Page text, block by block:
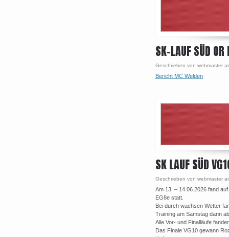
SK-LAUF SÜD
Geschrieben von webmaster
Bericht MC Welden
SK LAUF SÜD
Geschrieben von webmaster
Am 13. – 14.06.2026 fand
EG8e statt.
Bei durch wachsen Wetter
Training am Samstag dann
Alle Vor- und Finalläufe
Das Finale VG10 gewann